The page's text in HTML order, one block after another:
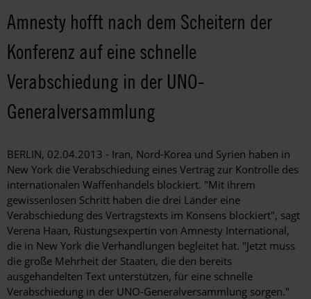
Amnesty hofft nach dem Scheitern der
Konferenz auf eine schnelle
Verabschiedung in der UNO-
Generalversammlung
BERLIN, 02.04.2013 - Iran, Nord-Korea und Syrien haben in
New York die Verabschiedung eines Vertrag zur Kontrolle des
internationalen Waffenhandels blockiert. "Mit ihrem
gewissenlosen Schritt haben die drei Länder eine
Verabschiedung des Vertragstexts im Konsens blockiert", sagt
Verena Haan, Rüstungsexpertin von Amnesty International,
die in New York die Verhandlungen begleitet hat. "Jetzt muss
die große Mehrheit der Staaten, die den bereits
ausgehandelten Text unterstützen, für eine schnelle
Verabschiedung in der UNO-Generalversammlung sorgen."